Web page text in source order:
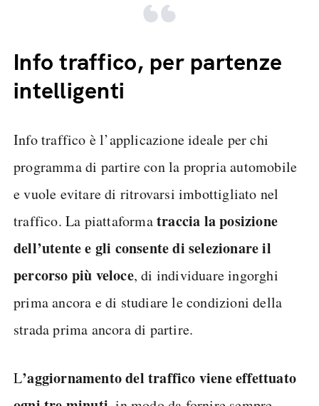
Info traffico, per partenze
intelligenti
Info traffico è l’applicazione ideale per chi
programma di partire con la propria automobile
e vuole evitare di ritrovarsi imbottigliato nel
traffico. La piattaformatraccia la posizione
dell’utente e gli consente di selezionare il
percorso più veloce, di individuare ingorghi
prima ancora e di studiare le condizioni della
strada prima ancora di partire.
L’aggiornamento del traffico viene effettuato